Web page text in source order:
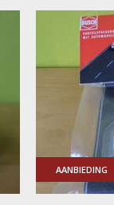
AANBIEDING